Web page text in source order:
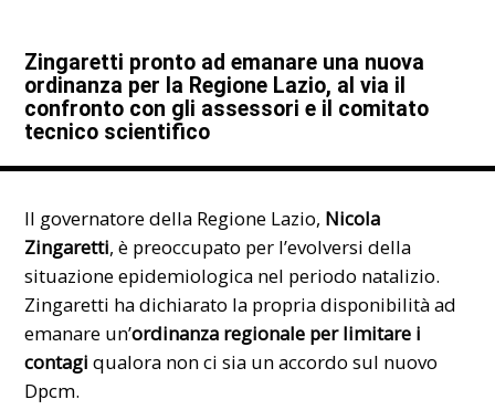
Zingaretti pronto ad emanare una nuova
ordinanza per la Regione Lazio, al via il
confronto con gli assessori e il comitato
tecnico scientifico
Il governatore della Regione Lazio, Nicola
Zingaretti, è preoccupato per l’evolversi della
situazione epidemiologica nel periodo natalizio.
Zingaretti ha dichiarato la propria disponibilità ad
emanare un’ordinanza regionale per limitare i
contagi qualora non ci sia un accordo sul nuovo
Dpcm.